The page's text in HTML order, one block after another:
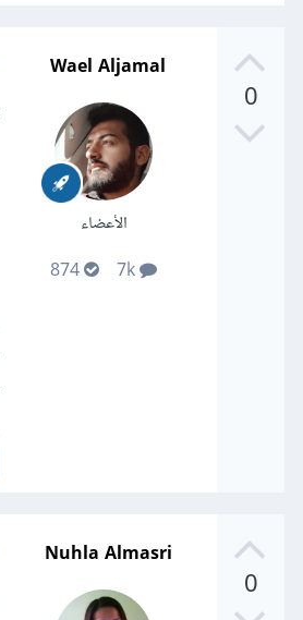
0
Wael Aljamal
الأعضاء
0
Nuhla Almasri